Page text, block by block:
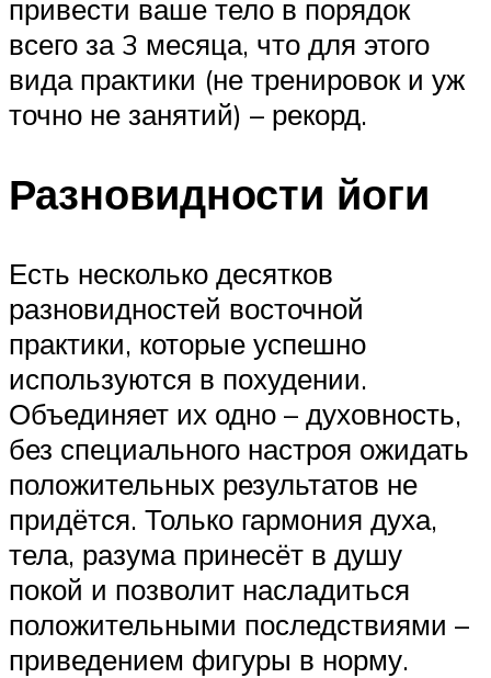
привести ваше тело в порядок
всего за 3 месяца, что для этого
вида практики (не тренировок и уж
точно не занятий) – рекорд.
Разновидности йоги
Есть несколько десятков
разновидностей восточной
практики, которые успешно
используются в похудении.
Объединяет их одно – духовность,
без специального настроя ожидать
положительных результатов не
придётся. Только гармония духа,
тела, разума принесёт в душу
покой и позволит насладиться
положительными последствиями –
приведением фигуры в норму.